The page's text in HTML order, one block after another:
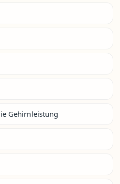
Gehirnleistung